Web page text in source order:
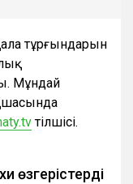
тұрғындарын
Мұндай
тілшісі.
өзгерістердің